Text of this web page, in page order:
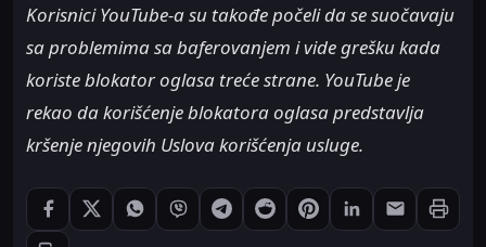
Korisnici YouTube-a su takođe počeli da se suočavaju
sa problemima sa baferovanjem i vide grešku kada
koriste blokator oglasa treće strane. YouTube je
rekao da korišćenje blokatora oglasa predstavlja
kršenje njegovih Uslova korišćenja usluge.
Podeli: Facebook
Podeli: XPodeli: WhatsApp
Podeli: Viber
Podeli: Telegram
Podeli: Reddit
Podeli: Pinterest
Podeli: LinkedIn
Podeli: